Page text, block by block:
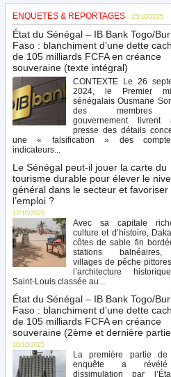
ENQUETES & REPORTAGES - 25/10/2025
État du Sénégal – IB Bank Togo/
Faso : blanchiment d’une dette
de 105 milliards FCFA en créance
souveraine (texte intégral)
CONTEXTE Le 26
2024, le Premier
sénégalais Ousmane
des
gouvernement
presse des détails
une « falsification » des
indicateurs...
Le Sénégal peut-il jouer la carte du
tourisme durable pour élever le
général dans le secteur et favoriser
l’emploi ?
17/10/2025
Avec sa capitale
culture et d’histoire,
côtes de sable fin
stations
villages de pêche
l’architecture
Saint-Louis classée au...
État du Sénégal – IB Bank Togo/
Faso : blanchiment d’une dette
de 105 milliards FCFA en créance
souveraine (2ème et dernière
10/10/2025
La première partie de
enquête a
dissimulation par